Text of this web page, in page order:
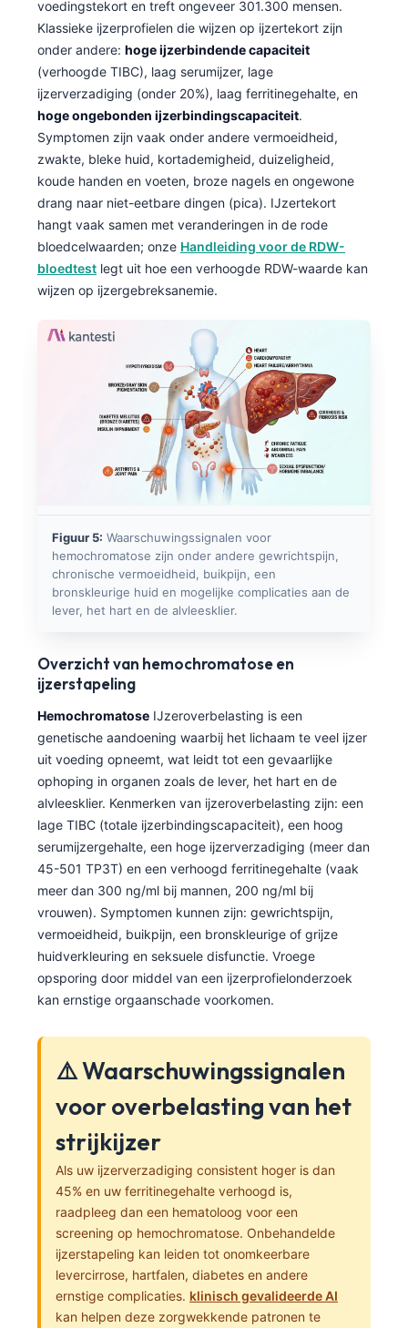
voedingstekort en treft ongeveer 301.300 mensen.
Klassieke ijzerprofielen die wijzen op ijzertekort zijn
onder andere: hoge ijzerbindende capaciteit
(verhoogde TIBC), laag serumijzer, lage
ijzerverzadiging (onder 20%), laag ferritinegehalte, en
hoge ongebonden ijzerbindingscapaciteit.
Symptomen zijn vaak onder andere vermoeidheid,
zwakte, bleke huid, kortademigheid, duizeligheid,
koude handen en voeten, broze nagels en ongewone
drang naar niet-eetbare dingen (pica). IJzertekort
hangt vaak samen met veranderingen in de rode
bloedcelwaarden; onze Handleiding voor de RDW-
bloedtest legt uit hoe een verhoogde RDW-waarde kan
wijzen op ijzergebreksanemie.
Figuur 5: Waarschuwingssignalen voor
hemochromatose zijn onder andere gewrichtspijn,
chronische vermoeidheid, buikpijn, een
bronskleurige huid en mogelijke complicaties aan de
lever, het hart en de alvleesklier.
Overzicht van hemochromatose en
ijzerstapeling
Hemochromatose IJzeroverbelasting is een
genetische aandoening waarbij het lichaam te veel ijzer
uit voeding opneemt, wat leidt tot een gevaarlijke
ophoping in organen zoals de lever, het hart en de
alvleesklier. Kenmerken van ijzeroverbelasting zijn: een
lage TIBC (totale ijzerbindingscapaciteit), een hoog
serumijzergehalte, een hoge ijzerverzadiging (meer dan
45-501 TP3T) en een verhoogd ferritinegehalte (vaak
meer dan 300 ng/ml bij mannen, 200 ng/ml bij
vrouwen). Symptomen kunnen zijn: gewrichtspijn,
vermoeidheid, buikpijn, een bronskleurige of grijze
huidverkleuring en seksuele disfunctie. Vroege
opsporing door middel van een ijzerprofielonderzoek
kan ernstige orgaanschade voorkomen.
⚠️ Waarschuwingssignalen
voor overbelasting van het
strijkijzer
Als uw ijzerverzadiging consistent hoger is dan
45% en uw ferritinegehalte verhoogd is,
raadpleeg dan een hematoloog voor een
screening op hemochromatose. Onbehandelde
ijzerstapeling kan leiden tot onomkeerbare
levercirrose, hartfalen, diabetes en andere
ernstige complicaties. klinisch gevalideerde AI
kan helpen deze zorgwekkende patronen te
Latviešu valoda
Македонски јазик
Euskara
Gàidhlig
Occitan
العربية المغربية
Afrikaans
Монгол
ພາສາລາວ
ئۇيغۇرچە
Кыргызча
Татар теле
Беларуская мова
Esperanto
Frysk
Ślōnskŏ gŏdka
Norsk bokmål